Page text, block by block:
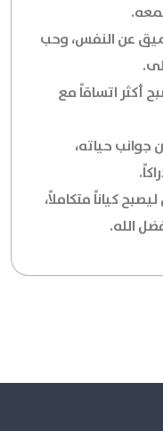
عن النفس، وحب
أكثر اتساقاً مع
حياته،
كياناً متكاملاً،
الله.